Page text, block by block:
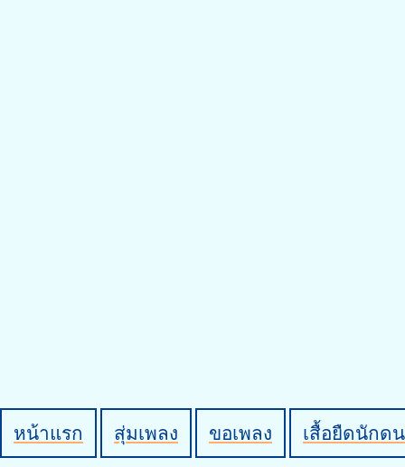
หน้าแรก สุ่มเพลง ขอเพลง เสื้อยืดนักด